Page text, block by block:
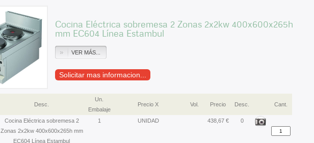
Cocina Eléctrica sobremesa 2 Zonas 2x2kw 400x600x265h
mm EC604 Línea Estambul
VER MÁS...
Solicitar mas informacion...
Desc.
Un.
Embalaje
Precio X Vol. Precio Desc. Cant.
Cocina Eléctrica sobremesa 2
Zonas 2x2kw 400x600x265h mm
EC604 Línea Estambul
1 UNIDAD 438,67 € 0